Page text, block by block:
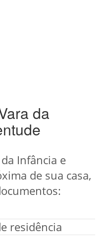
da
Infância e
de sua casa,
residência